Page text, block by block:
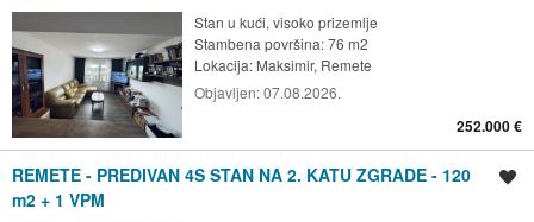
Stan u kući, visoko prizemlje
Stambena površina: 76 m2
Lokacija: Maksimir, Remete
Objavljen:07.08.2026.
252.000 €
REMETE - PREDIVAN 4S STAN NA 2. KATU ZGRADE - 120
m2 + 1 VPM